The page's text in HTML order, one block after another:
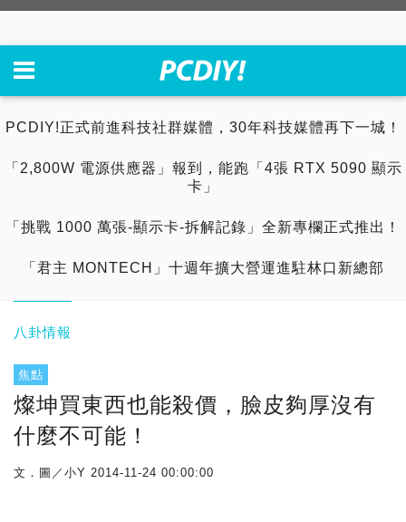
PCDIY!正式前進科技社群媒體，30年科技媒體再下一城！
「2,800W 電源供應器」報到，能跑「4張 RTX 5090 顯示
卡」
「挑戰 1000 萬張-顯示卡-拆解記錄」全新專欄正式推出！
「君主 MONTECH」十週年擴大營運進駐林口新總部
八卦情報
焦點
燦坤買東西也能殺價，臉皮夠厚沒有
什麼不可能！
文．圖／小Y 2014-11-24 00:00:00